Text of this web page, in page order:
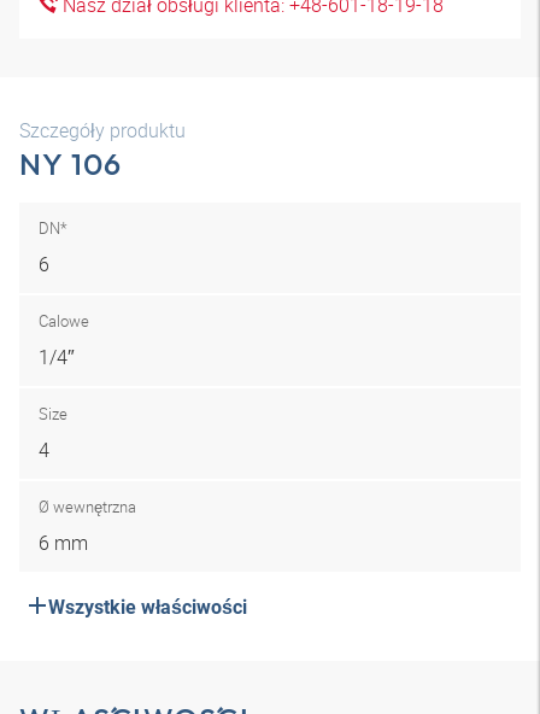
Szczegóły produktu
NY 106
DN*
6
Calowe
1/4″
Size
4
Ø wewnętrzna
6 mm
Wszystkie właściwości